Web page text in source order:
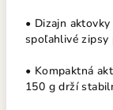
• Dizajn
spoľahlivé zipsy
• Kompaktná
150 g drží